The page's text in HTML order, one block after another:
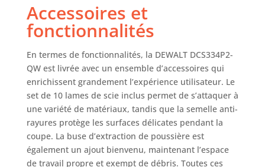
Cette scie sans fil
est vendue avec un
coffret TSTAK, 2
batteries 18V 5 Ah,
un chargeur, une
semelle anti-
rayures, une buse
d'extraction de
poussière et un
insert pare-éclats
produit 1: Avec
plus de 140 outils
compatibles, la
Accessoires et
fonctionnalités
En termes de fonctionnalités, la DEWALT DCS334P2-
QW est livrée avec un ensemble d’accessoires qui
enrichissent grandement l’expérience utilisateur. Le
set de 10 lames de scie inclus permet de s’attaquer à
une variété de matériaux, tandis que la semelle anti-
rayures protège les surfaces délicates pendant la
coupe. La buse d’extraction de poussière est
également un ajout bienvenu, maintenant l’espace
de travail propre et exempt de débris. Toutes ces